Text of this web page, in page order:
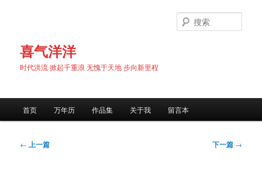
喜气洋洋
时代洪流 掀起千重浪 无愧于天地 步向新里程
索
首页 万年历 作品集 关于我 留言本
文
← 上一篇 下一篇 →